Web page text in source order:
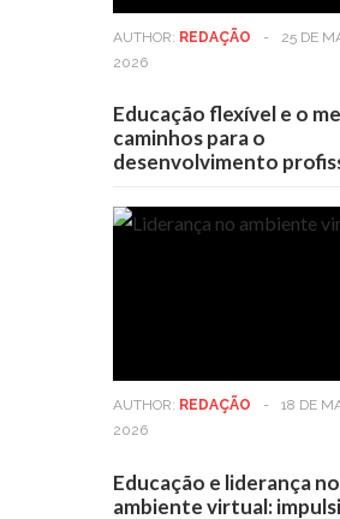
AUTHOR: REDAÇÃO -
25 DE
2026
Educação flexível e o
caminhos para o
desenvolvimento
AUTHOR: REDAÇÃO -
18 DE
2026
Educação e liderança no
ambiente virtual: